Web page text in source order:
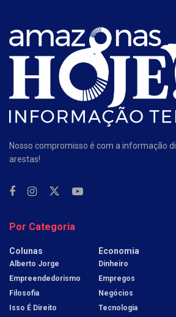
Nosso compromisso é com a informação
arestas!
Por Categoria
Colunas
Alberto Jorge
Empreendedorismo
Filosofia
Isso É Direito
Economia
Dinheiro
Empregos
Negócios
Tecnologia